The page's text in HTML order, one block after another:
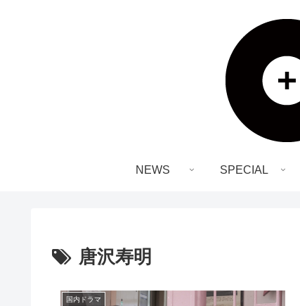
NEWS SPECIAL
唐沢寿明
国内ドラマ